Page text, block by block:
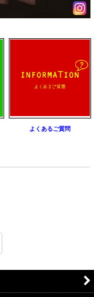
よくあるご質問